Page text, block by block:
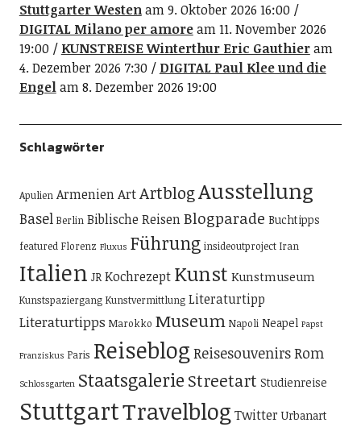
Stuttgarter Westenam 9. Oktober 2026 16:00
DIGITAL Milano per amoream 11. November 2026
19:00
KUNSTREISE Winterthur Eric Gauthieram
4. Dezember 2026 7:30
DIGITAL Paul Klee und die
Engelam 8. Dezember 2026 19:00
Schlagwörter
Apulien ArmenienArtArtblogAusstellung
Basel Berlin Biblische ReisenBlogparade Buchtipps
featured Florenz Fluxus Führung insideoutproject Iran
Italien JR Kochrezept Kunst Kunstmuseum
Kunstspaziergang Kunstvermittlung Literaturtipp
Literaturtipps Marokko Museum Napoli Neapel Papst
Franziskus Paris Reiseblog ReisesouvenirsRom
Schlossgarten Staatsgalerie Streetart Studienreise
StuttgartTravelblog Twitter Urbanart